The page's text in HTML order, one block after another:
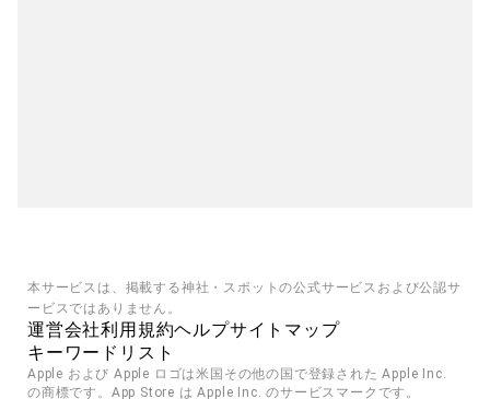
本サービスは、掲載する神社・スポットの公式サービスおよび公認サ
ービスではありません。
運営会社利用規約ヘルプサイトマップ
キーワードリスト
Apple および Apple ロゴは米国その他の国で登録された Apple Inc.
の商標です。App Store は Apple Inc. のサービスマークです。